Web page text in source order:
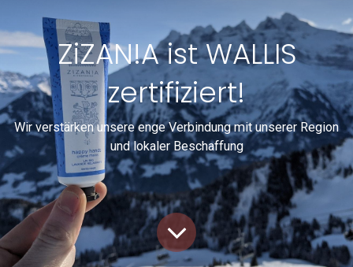
ZiZAN!A ist WALLIS
zertifiziert!
Wir verstärken unsere enge Verbindung mit unserer Region
und lokaler Beschaffung